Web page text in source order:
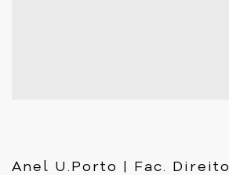
Anel U.Porto | Fac. Direito